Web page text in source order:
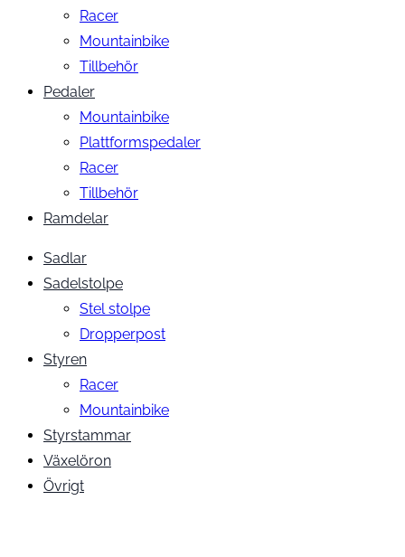
Racer
Mountainbike
Tillbehör
Pedaler
Mountainbike
Plattformspedaler
Racer
Tillbehör
Ramdelar
Sadlar
Sadelstolpe
Stel stolpe
Dropperpost
Styren
Racer
Mountainbike
Styrstammar
Växelöron
Övrigt